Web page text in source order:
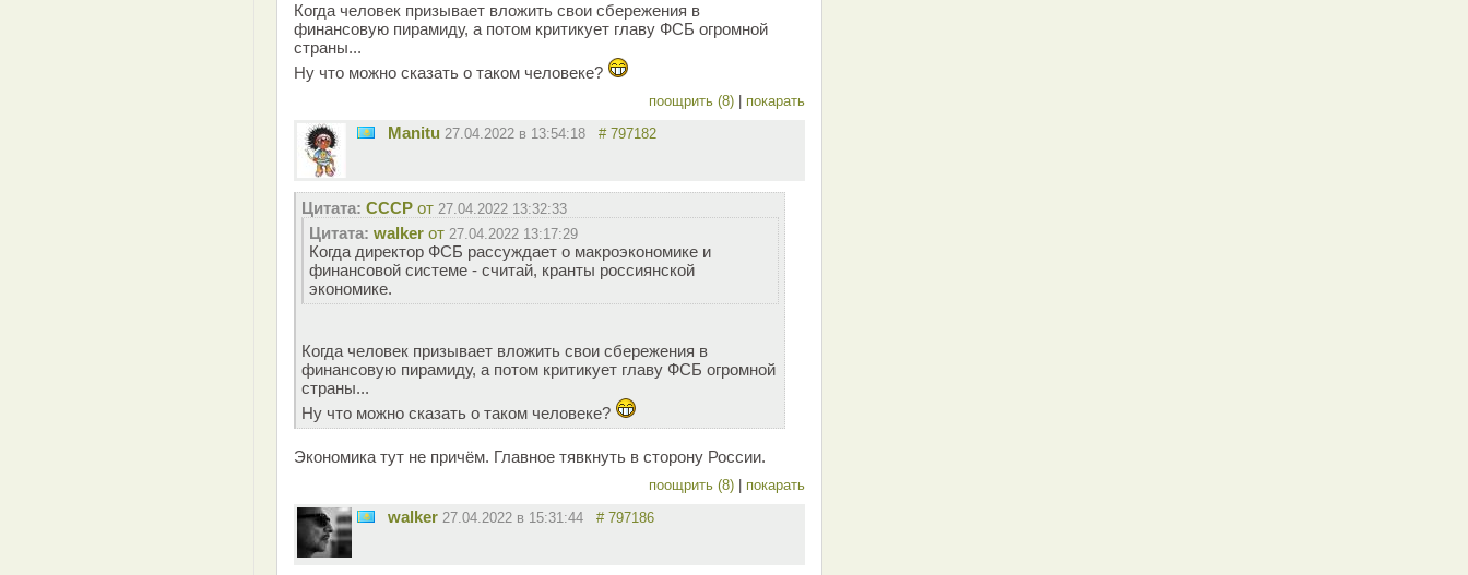
Когда человек призывает вложить свои сбережения в
финансовую пирамиду, а потом критикует главу ФСБ огромной
страны...
Ну что можно сказать о таком человеке?
поощрить (8) покарать
Manitu 27.04.2022 в 13:54:18 # 797182
Цитата: СССР от 27.04.2022 13:32:33
Цитата: walker от 27.04.2022 13:17:29
Когда директор ФСБ рассуждает о макроэкономике и
финансовой системе - считай, кранты россиянской
экономике.
Когда человек призывает вложить свои сбережения в
финансовую пирамиду, а потом критикует главу ФСБ огромной
страны...
Ну что можно сказать о таком человеке?
Экономика тут не причём. Главное тявкнуть в сторону России.
поощрить (8) покарать
walker 27.04.2022 в 15:31:44 # 797186